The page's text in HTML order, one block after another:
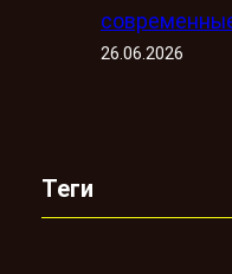
26.06.2026
Теги